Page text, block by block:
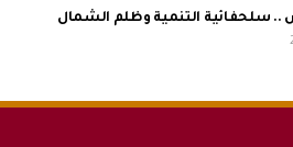
.. سلحفائية التنمية وظلم الشمال